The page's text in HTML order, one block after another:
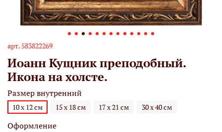
арт. 583822269
Иоанн Кущник преподобный.
Икона на холсте.
Размер внутренний
10 х 12 см 15 х 18 см 17 х 21 см 30 х 40 см
Оформление